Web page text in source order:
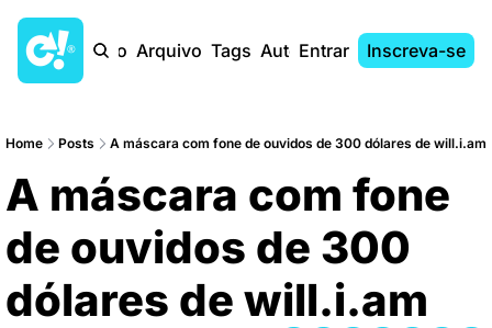
Início Arquivo Tags AutoresEntrar Inscreva-se
Home Posts A máscara com fone de ouvidos de 300 dólares de will.i.am
A máscara com fone
de ouvidos de 300
dólares de will.i.am